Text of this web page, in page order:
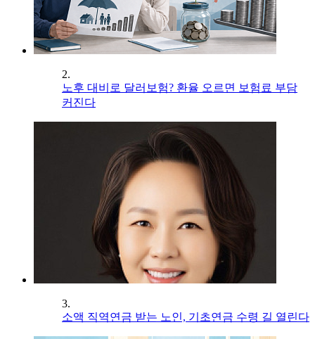
2.
노후 대비로 달러보험? 환율 오르면 보험료 부담
커진다
3.
소액 직역연금 받는 노인, 기초연금 수령 길 열린다